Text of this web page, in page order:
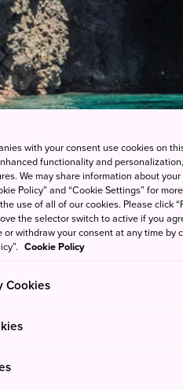
with your consent use cookies on
functionality and
We may share information about
Policy” and “Cookie Settings” for
use of all of our cookies. Please click
the selector switch to active if you
withdraw your consent at any time by
Cookie Policy
Cookies